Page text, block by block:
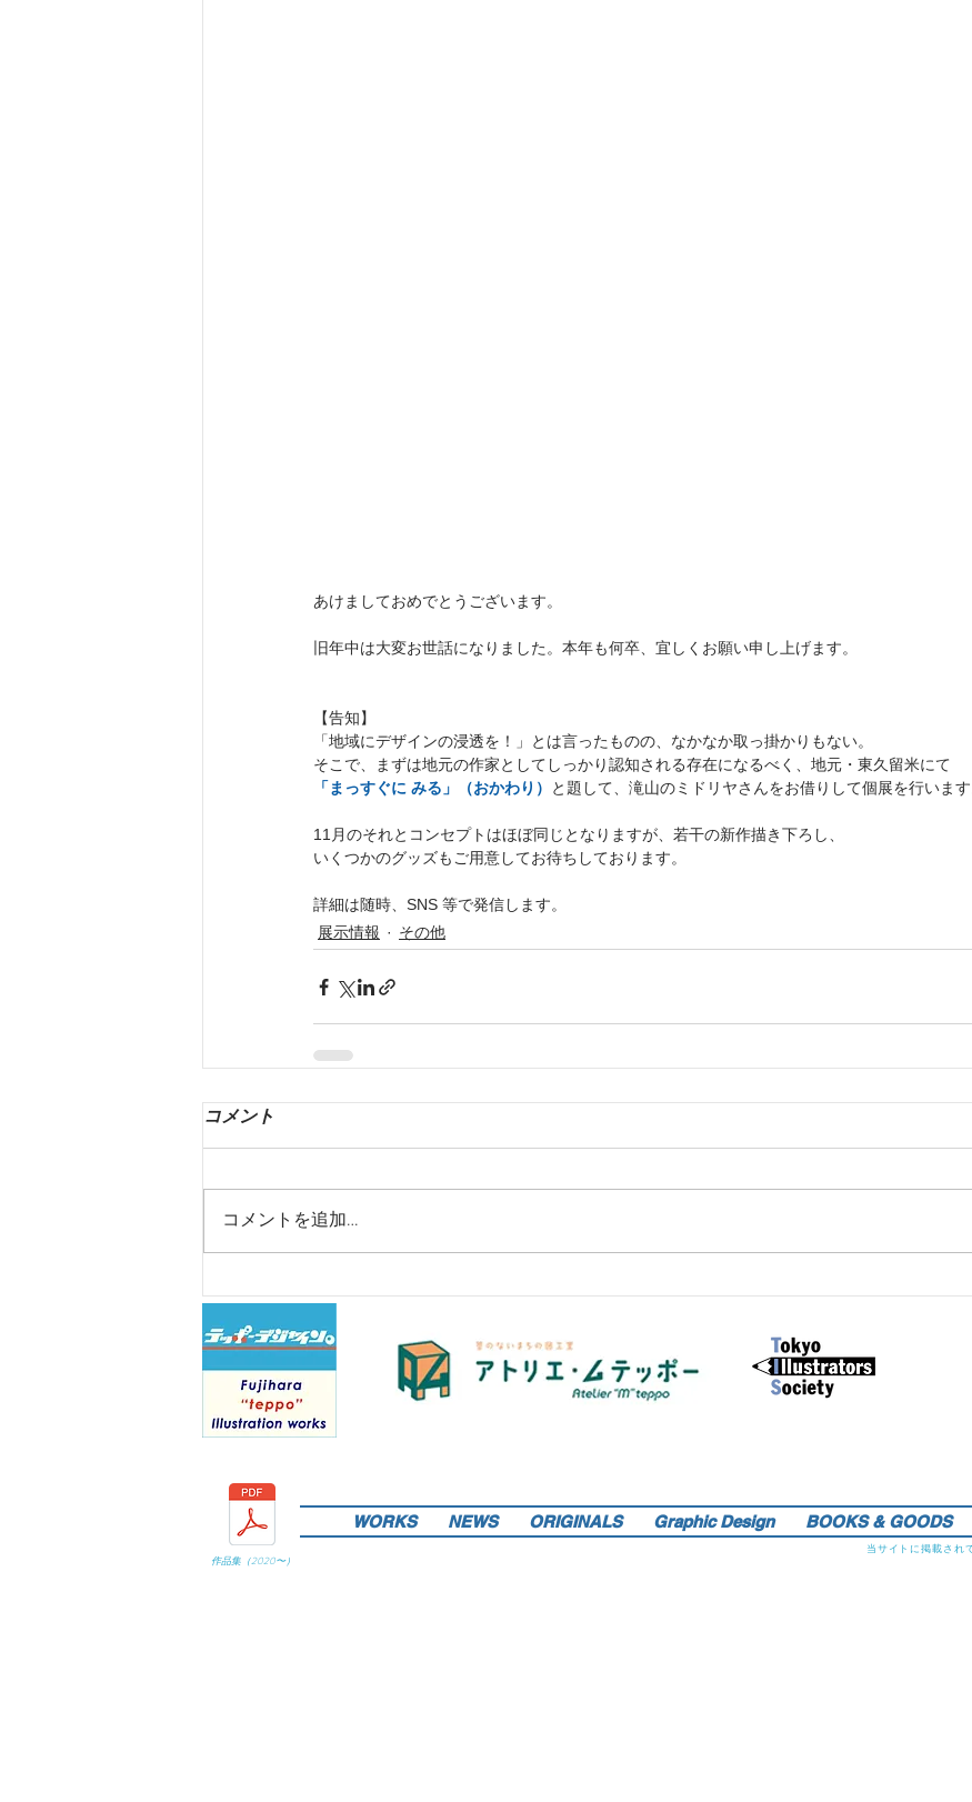
あけましておめでとうございます。
旧年中は大変お世話になりました。本年も何卒、宜しくお願い申し上げます。
【告知】
「地域にデザインの浸透を！」とは言ったものの、なかなか取っ掛かりもない。
そこで、まずは地元の作家としてしっかり認知される存在になるべく、地元・東久留米にて
「まっすぐに みる」（おかわり）
と題して、滝山のミドリヤさんをお借りして個展を行います
11月のそれとコンセプトはほぼ同じとなりますが、若干の新作描き下ろし、
いくつかのグッズもご用意してお待ちしております。
詳細は随時、SNS 等で発信します。
展示情報
その他
コメント
コメントを追加…
作品集（2020〜）
WORKS NEWS ORIGINALS Graphic Design BOOKS & GOODS
当サイトに掲載され